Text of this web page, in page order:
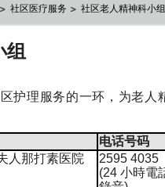
社区医疗服务 社区老人精神科小组